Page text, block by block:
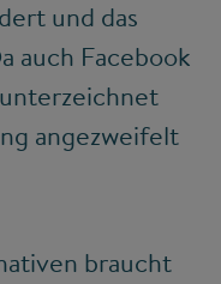
und das
auch Facebook
angezweifelt
braucht